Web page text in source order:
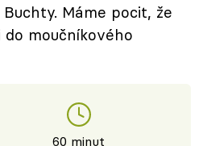
Máme pocit, že
moučníkového
60 minut